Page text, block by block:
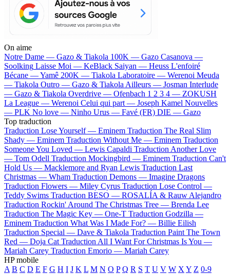
On aime
Notre Dame — Gazo & Tiakola 100K — Gazo Casanova —
Soolking Laisse Moi — KeBlack Saiyan — Heuss L'enfoiré
Bécane —Yamê 200K — Tiakola Laboratoire — Werenoi Meuda
— Tiakola Outro — Gazo & Tiakola Ailleurs — Josman Interlude
— Gazo & Tiakola Overdrive — Ofenbach 1 2 3 4 — ZOKUSH
La League — Werenoi Celui qui part — Joseph Kamel Nouvelles
— PLK No love — Ninho Urus — Favé (FR) DIE — Gazo
Top traduction
Traduction Lose Yourself — Eminem Traduction The Real Slim
Shady — Eminem Traduction Without Me — Eminem Traduction
Someone You Loved — Lewis Capaldi Traduction Another Love
— Tom Odell Traduction Mockingbird — Eminem Traduction Can't
Hold Us — Macklemore and Ryan Lewis Traduction Last
Christmas — Wham Traduction Demons — Imagine Dragons
Traduction Flowers — Miley Cyrus Traduction Lose Control —
Teddy Swims Traduction BESO — ROSALÍA & Rauw Alejandro
Traduction Rockin' Around The Christmas Tree — Brenda Lee
Traduction The Magic Key — One-T Traduction Godzilla —
Eminem Traduction What Was I Made For? — Billie Eilish
Traduction Special — Dave & Tiakola Traduction Paint The Town
Red — Doja Cat Traduction All I Want For Christmas Is You —
Mariah Carey Traduction Emorio — Mariah Carey
HP mobile
A B C D E F G H I J K L M N O P Q R S T U V W X Y Z 0-9